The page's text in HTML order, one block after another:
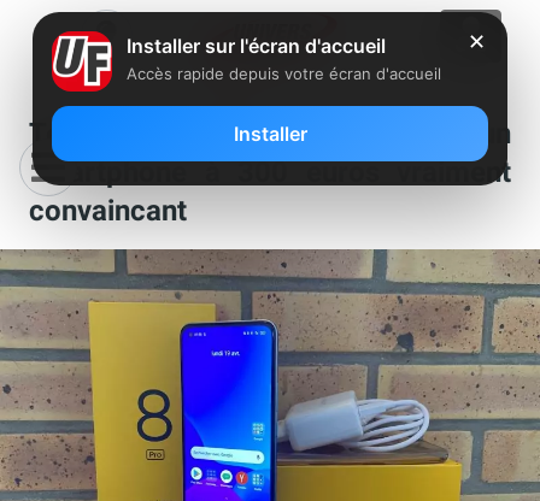
Test du Realme 8 Pro : un
smartphone à 300 euros vraiment
convaincant
✕
Installer sur l'écran d'accueil
Accès rapide depuis votre écran d'accueil
Installer